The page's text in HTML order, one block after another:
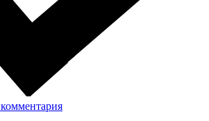
комментария